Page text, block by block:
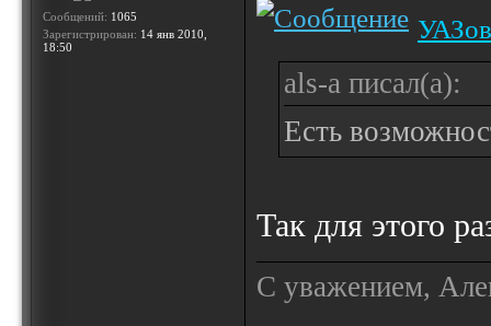
Сообщений: 1065
Зарегистрирован: 14 янв 2010,
18:50
als-a писал(а):
Есть
Так для этого
С уважением,